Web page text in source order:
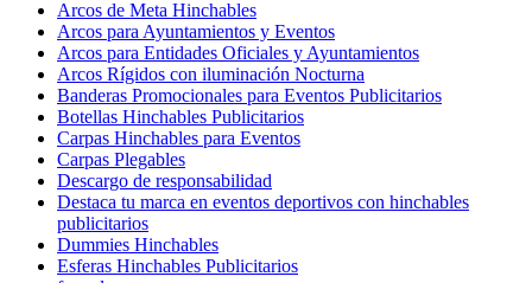
Arcos de Meta Hinchables
Arcos para Ayuntamientos y Eventos
Arcos para Entidades Oficiales y Ayuntamientos
Arcos Rígidos con iluminación Nocturna
Banderas Promocionales para Eventos Publicitarios
Botellas Hinchables Publicitarios
Carpas Hinchables para Eventos
Carpas Plegables
Descargo de responsabilidad
Destaca tu marca en eventos deportivos con hinchables
publicitarios
Dummies Hinchables
Esferas Hinchables Publicitarios